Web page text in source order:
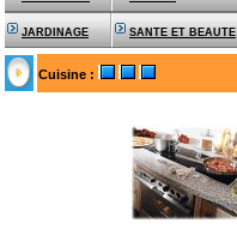
JARDINAGE SANTE ET BEAUTE
Cuisine :